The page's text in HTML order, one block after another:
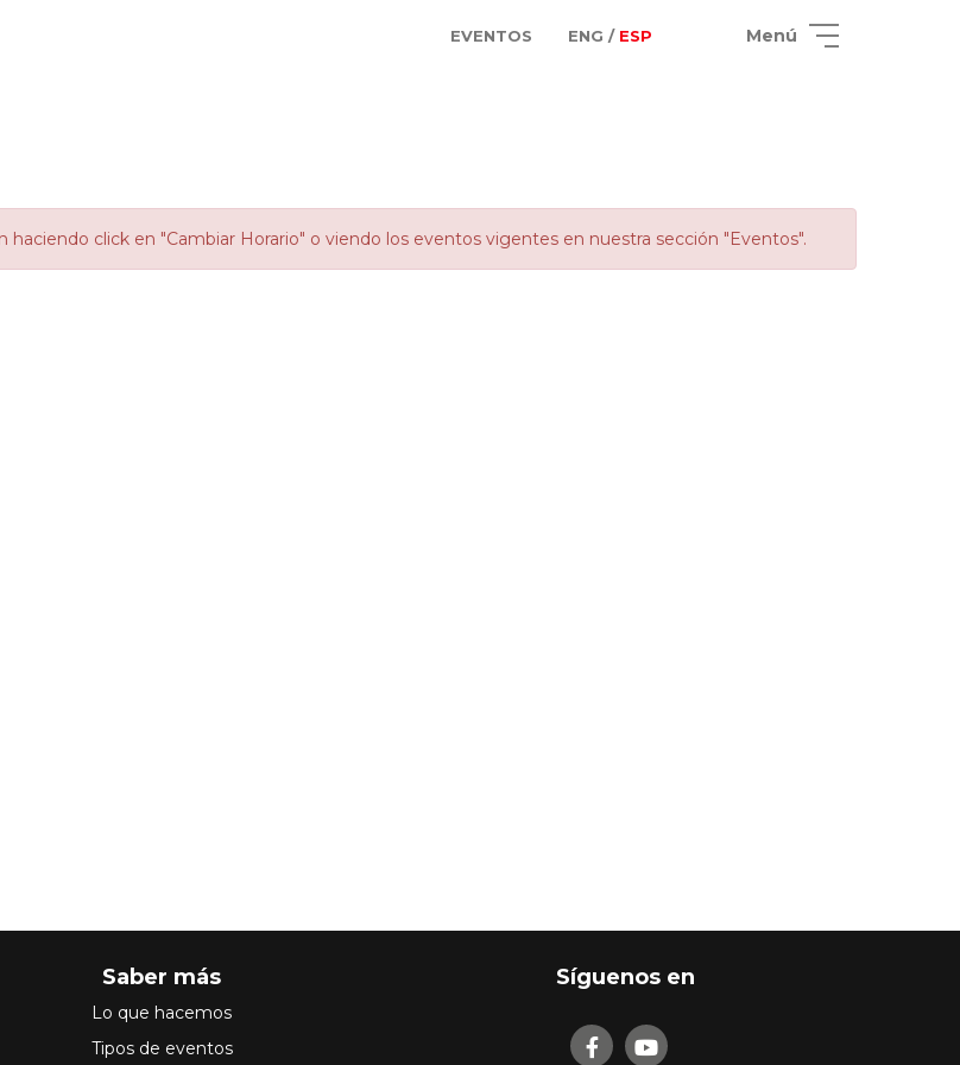
EVENTOS ENG / ESP Menú
haciendo click en "Cambiar Horario" o viendo los eventos vigentes en nuestra sección "Eventos".
Saber más
Lo que hacemos
Tipos de eventos
Síguenos en